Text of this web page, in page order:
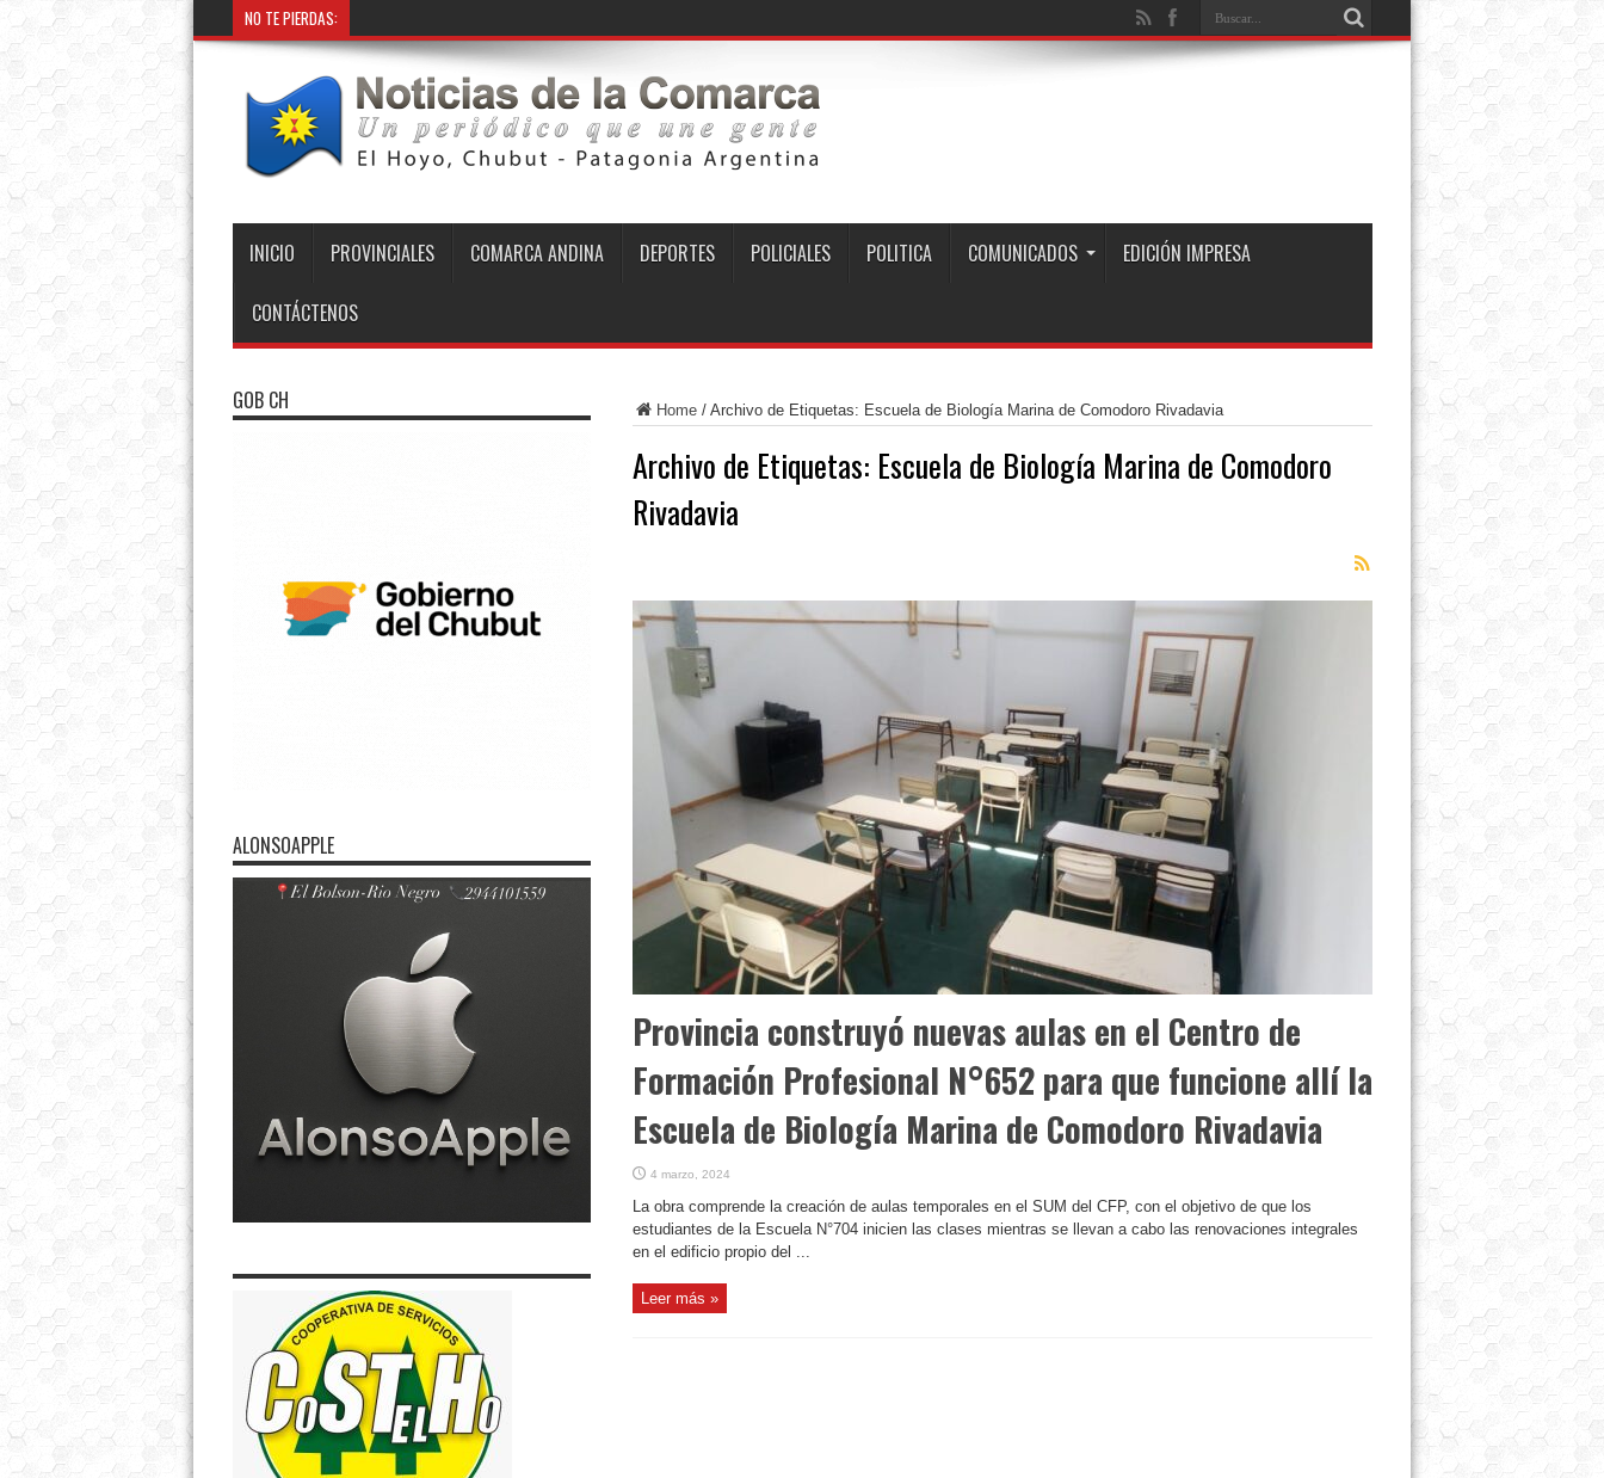
NO TE PIERDAS:
INICIO PROVINCIALES COMARCA ANDINA DEPORTES POLICIALES POLITICA COMUNICADOS EDICIÓN IMPRESA
CONTÁCTENOS
Home/ Archivo de Etiquetas: Escuela de Biología Marina de Comodoro Rivadavia
Archivo de Etiquetas: Escuela de Biología Marina de Comodoro
Rivadavia
Provincia construyó nuevas aulas en el Centro de
Formación Profesional N°652 para que funcione allí la
Escuela de Biología Marina de Comodoro Rivadavia
4 marzo, 2024
La obra comprende la creación de aulas temporales en el SUM del CFP, con el objetivo de que los
estudiantes de la Escuela N°704 inicien las clases mientras se llevan a cabo las renovaciones integrales
en el edificio propio del ...
Leer más »
GOB CH
ALONSOAPPLE